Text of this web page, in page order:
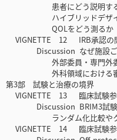
患者にどう説明す
ハイブリッドデザイ
QOLをどう測るか
VIGNETTE 12 IRB承認の
Discussion なぜ施設ごと
外部委員・専門外委
外科領域における
第3部 試験と治療の境界
VIGNETTE 13 臨床試験参
Discussion BRIM3試験
ランダム化比較やクロ
VIGNETTE 14 臨床試験参